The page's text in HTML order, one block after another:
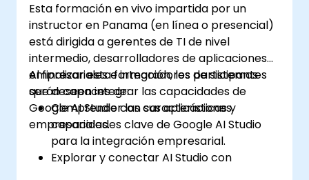
Esta formación en vivo impartida por un
instructor en Panama (en línea o presencial)
está dirigida a gerentes de TI de nivel
intermedio, desarrolladores de aplicaciones
empresariales e integradores de sistemas
que deseen integrar las capacidades de
Google AI Studio con sus aplicaciones
empresariales.
Al finalizar esta formación, los participantes
serán capaces de:
Comprender las características y
capacidades clave de Google AI Studio
para la integración empresarial.
Explorar y conectar AI Studio con